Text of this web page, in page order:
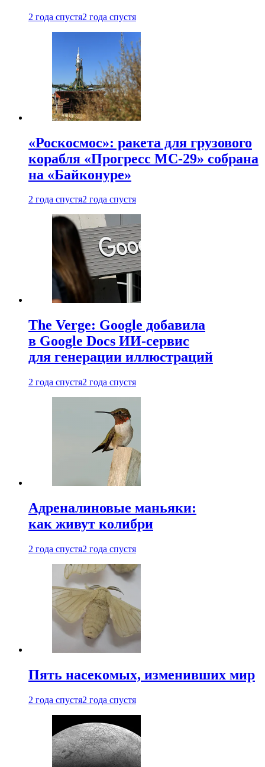
2 года спустя2 года спустя
«Роскосмос»: ракета для грузового
корабля «Прогресс МС-29» собрана
на «Байконуре»
2 года спустя2 года спустя
The Verge: Google добавила
в Google Docs ИИ-сервис
для генерации иллюстраций
2 года спустя2 года спустя
Адреналиновые маньяки:
как живут колибри
2 года спустя2 года спустя
Пять насекомых, изменивших мир
2 года спустя2 года спустя